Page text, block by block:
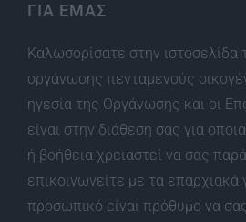
ΓΙΑ ΕΜΑΣ
Καλωσορίσατε στην ιστοσελίδα
οργάνωσης πενταμενούς
ηγεσία της Οργάνωσης και οι
είναι στην διάθεση σας για
ή βοήθεια χρειαστεί να σας
επικοινωνείτε με τα επαρχιακά
προσωπικό είναι πρόθυμο να